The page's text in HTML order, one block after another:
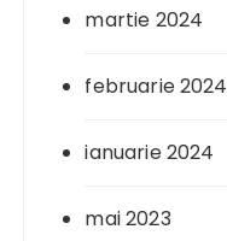
martie 2024
februarie 2024
ianuarie 2024
mai 2023